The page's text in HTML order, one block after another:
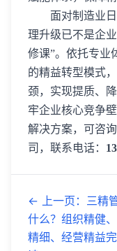
面对制造业
理升级已不是企
修课”。依托专业
的精益转型模式
颈，实现提质、
牢企业核心竞争
解决方案，可咨
司，联系电话：
← 上一页 ： 三精
什么？组织精健
精细、经营精益